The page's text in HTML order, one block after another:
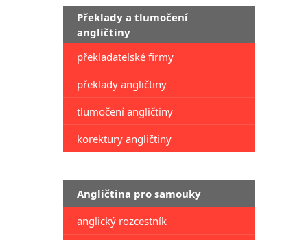
Překlady a tlumočení
angličtiny
překladatelské firmy
překlady angličtiny
tlumočení angličtiny
korektury angličtiny
Angličtina pro samouky
anglický rozcestník